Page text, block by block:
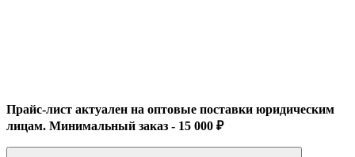
Прайс-лист актуален на оптовые поставки юридическим
лицам. Минимальный заказ - 15 000 ₽